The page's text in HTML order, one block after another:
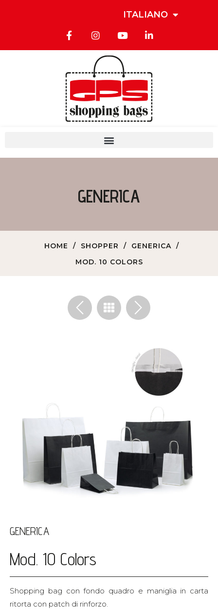
ITALIANO
GENERICA
HOME SHOPPER
GENERICA
MOD. 10 COLORS
< >
GENERICA
Mod. 10 Colors
Shopping bag con fondo quadro e maniglia in carta
ritorta con patch di rinforzo.